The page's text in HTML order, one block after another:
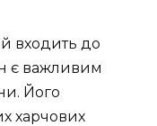
входить до
є важливим
Його
харчових